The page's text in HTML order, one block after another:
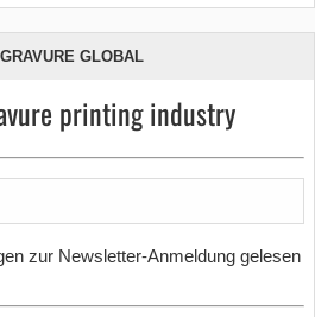
GLOBAL
printing industry
zur Newsletter-Anmeldung gelesen